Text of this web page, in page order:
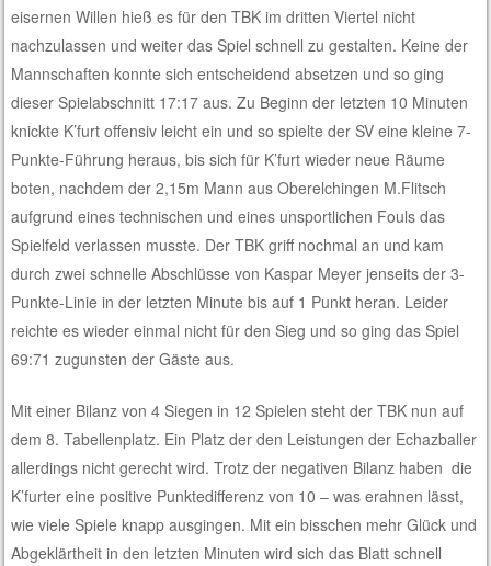
eisernen Willen hieß es für den TBK im dritten Viertel nicht
nachzulassen und weiter das Spiel schnell zu gestalten. Keine der
Mannschaften konnte sich entscheidend absetzen und so ging
dieser Spielabschnitt 17:17 aus. Zu Beginn der letzten 10 Minuten
knickte K’furt offensiv leicht ein und so spielte der SV eine kleine 7-
Punkte-Führung heraus, bis sich für K’furt wieder neue Räume
boten, nachdem der 2,15m Mann aus Oberelchingen M.Flitsch
aufgrund eines technischen und eines unsportlichen Fouls das
Spielfeld verlassen musste. Der TBK griff nochmal an und kam
durch zwei schnelle Abschlüsse von Kaspar Meyer jenseits der 3-
Punkte-Linie in der letzten Minute bis auf 1 Punkt heran. Leider
reichte es wieder einmal nicht für den Sieg und so ging das Spiel
69:71 zugunsten der Gäste aus.
Mit einer Bilanz von 4 Siegen in 12 Spielen steht der TBK nun auf
dem 8. Tabellenplatz. Ein Platz der den Leistungen der Echazballer
allerdings nicht gerecht wird. Trotz der negativen Bilanz haben die
K’furter eine positive Punktedifferenz von 10 – was erahnen lässt,
wie viele Spiele knapp ausgingen. Mit ein bisschen mehr Glück und
Abgeklärtheit in den letzten Minuten wird sich das Blatt schnell